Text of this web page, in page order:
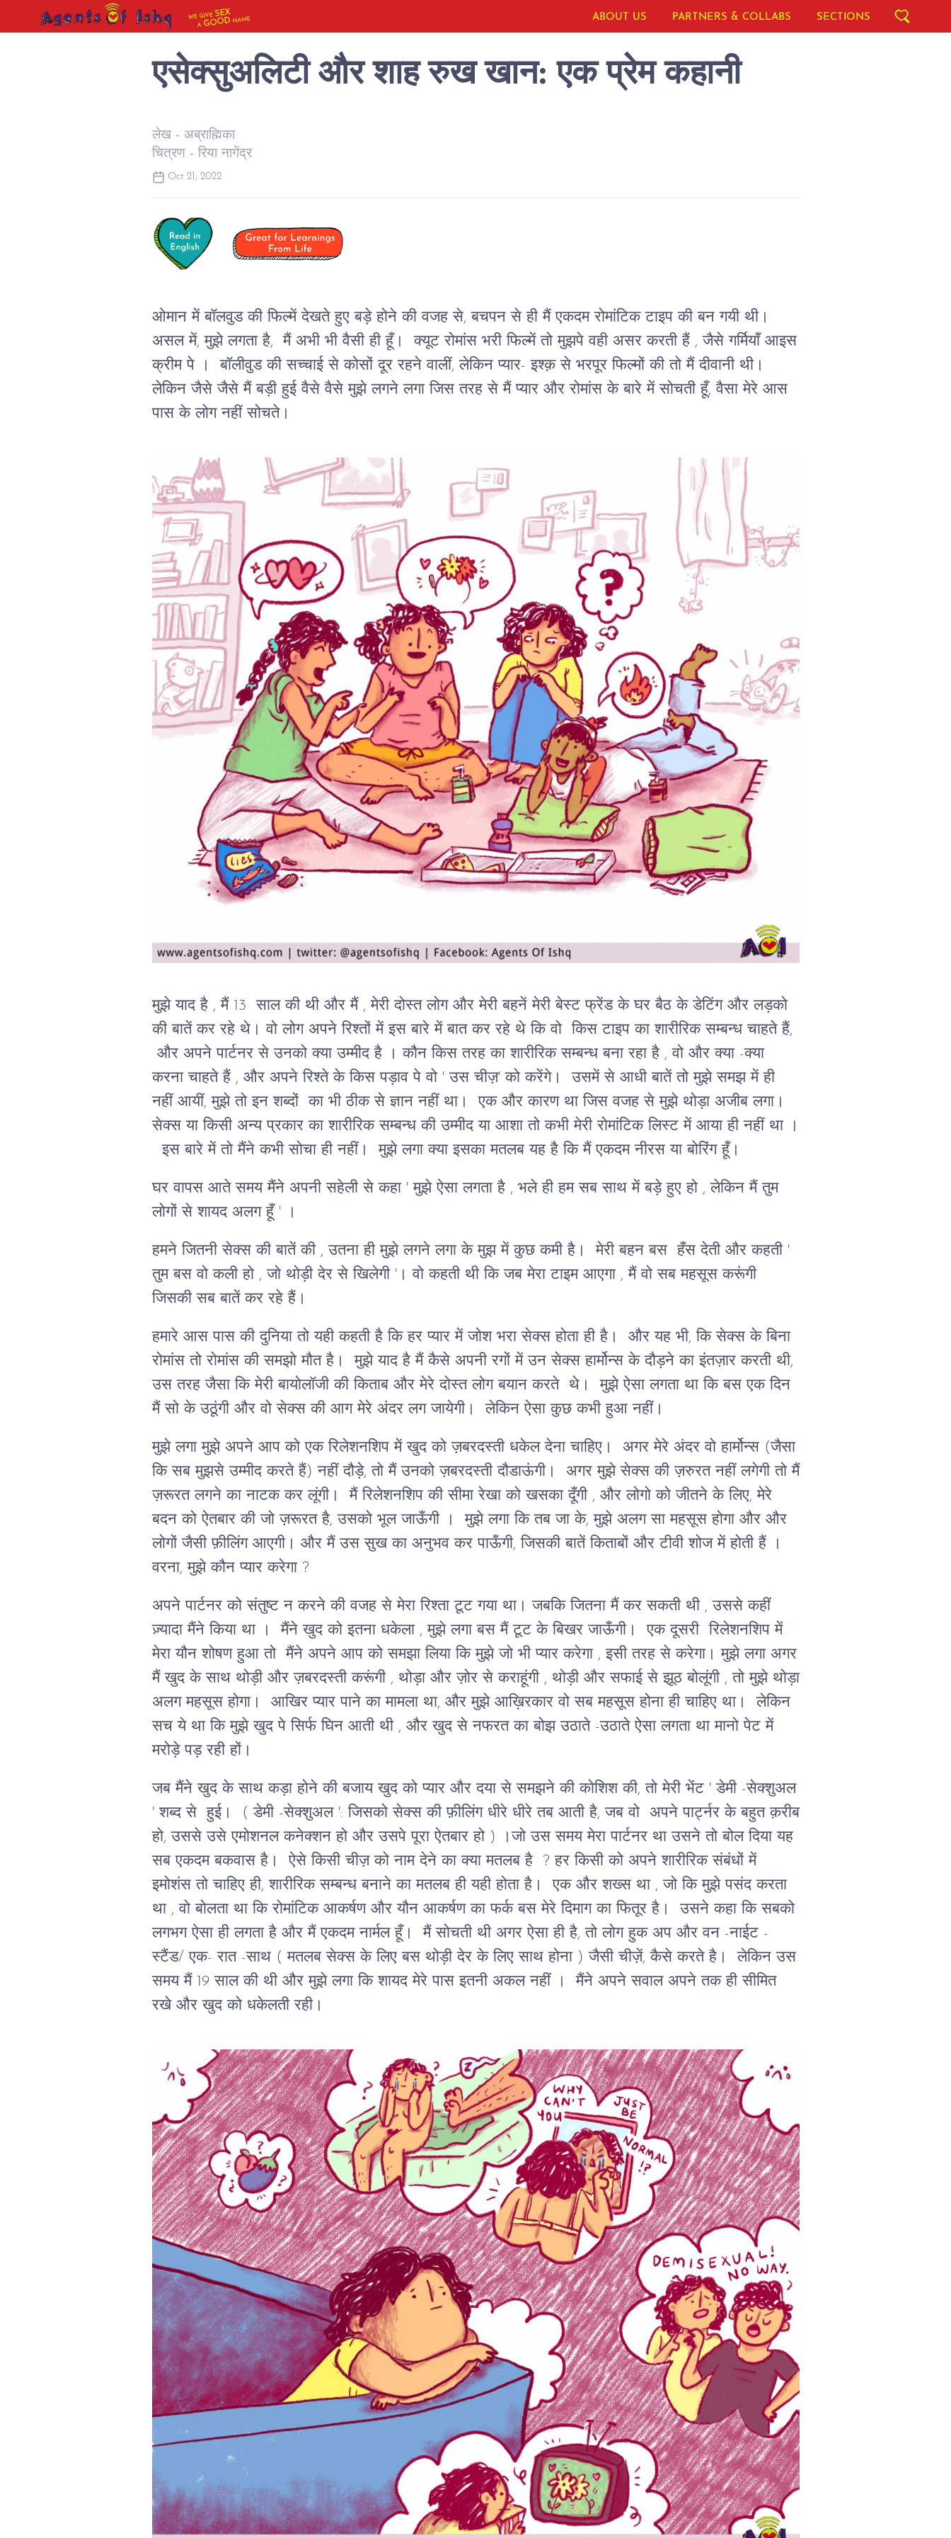
WE GIVESEX
AGOOD NAME ABOUT US PARTNERS & COLLABS SECTIONS
एसेक्सुअलिटी और शाह रुख खान: एक प्रेम कहानी
लेख - अब्राह्मिका
चित्रण - रिया नागेंद्र
Oct 21, 2022
ओमान में बॉलवुड की फिल्में देखते हुए बड़े होने की वजह से, बचपन से ही मैं एकदम रोमांटिक टाइप की बन गयी थी।
असल में, मुझे लगता है, मैं अभी भी वैसी ही हूँ। क्यूट रोमांस भरी फिल्में तो मुझपे वही असर करती हैं , जैसे गर्मियाँ आइस
क्रीम पे । बॉलीवुड की सच्चाई से कोसों दूर रहने वालीं, लेकिन प्यार- इश्क़ से भरपूर फिल्मों की तो मैं दीवानी थी।
लेकिन जैसे जैसे मैं बड़ी हुई वैसे वैसे मुझे लगने लगा जिस तरह से मैं प्यार और रोमांस के बारे में सोचती हूँ, वैसा मेरे आस
पास के लोग नहीं सोचते।
मुझे याद है , मैं 13 साल की थी और मैं , मेरी दोस्त लोग और मेरी बहनें मेरी बेस्ट फ्रेंड के घर बैठ के डेटिंग और लड़को
की बातें कर रहे थे। वो लोग अपने रिश्तों में इस बारे में बात कर रहे थे कि वो किस टाइप का शारीरिक सम्बन्ध चाहते हैं,
और अपने पार्टनर से उनको क्या उम्मीद है । कौन किस तरह का शारीरिक सम्बन्ध बना रहा है , वो और क्या -क्या
करना चाहते हैं , और अपने रिश्ते के किस पड़ाव पे वो ' उस चीज़' को करेंगे। उसमें से आधी बातें तो मुझे समझ में ही
नहीं आयीं, मुझे तो इन शब्दों का भी ठीक से ज्ञान नहीं था। एक और कारण था जिस वजह से मुझे थोड़ा अजीब लगा।
सेक्स या किसी अन्य प्रकार का शारीरिक सम्बन्ध की उम्मीद या आशा तो कभी मेरी रोमांटिक लिस्ट में आया ही नहीं था ।
इस बारे में तो मैंने कभी सोचा ही नहीं। मुझे लगा क्या इसका मतलब यह है कि मैं एकदम नीरस या बोरिंग हूँ।
घर वापस आते समय मैंने अपनी सहेली से कहा ' मुझे ऐसा लगता है , भले ही हम सब साथ में बड़े हुए हो , लेकिन मैं तुम
लोगों से शायद अलग हूँ ' ।
हमने जितनी सेक्स की बातें की , उतना ही मुझे लगने लगा के मुझ में कुछ कमी है। मेरी बहन बस हँस देती और कहती '
तुम बस वो कली हो , जो थोड़ी देर से खिलेगी '। वो कहती थी कि जब मेरा टाइम आएगा , मैं वो सब महसूस करूंगी
जिसकी सब बातें कर रहे हैं।
हमारे आस पास की दुनिया तो यही कहती है कि हर प्यार में जोश भरा सेक्स होता ही है। और यह भी, कि सेक्स के बिना
रोमांस तो रोमांस की समझो मौत है। मुझे याद है मैं कैसे अपनी रगों में उन सेक्स हार्मोन्स के दौड़ने का इंतज़ार करती थी,
उस तरह जैसा कि मेरी बायोलॉजी की किताब और मेरे दोस्त लोग बयान करते थे। मुझे ऐसा लगता था कि बस एक दिन
मैं सो के उठूंगी और वो सेक्स की आग मेरे अंदर लग जायेगी। लेकिन ऐसा कुछ कभी हुआ नहीं।
मुझे लगा मुझे अपने आप को एक रिलेशनशिप में खुद को ज़बरदस्ती धकेल देना चाहिए। अगर मेरे अंदर वो हार्मोन्स (जैसा
कि सब मुझसे उम्मीद करते हैं) नहीं दौड़े, तो मैं उनको ज़बरदस्ती दौडाऊंगी। अगर मुझे सेक्स की ज़रुरत नहीं लगेगी तो मैं
ज़रूरत लगने का नाटक कर लूंगी। मैं रिलेशनशिप की सीमा रेखा को खसका दूँगी , और लोगो को जीतने के लिए, मेरे
बदन को ऐतबार की जो ज़रूरत है, उसको भूल जाऊँगी । मुझे लगा कि तब जा के, मुझे अलग सा महसूस होगा और और
लोगों जैसी फ़ीलिंग आएगी। और मैं उस सुख का अनुभव कर पाऊँगी, जिसकी बातें किताबों और टीवी शोज में होती हैं ।
वरना, मुझे कौन प्यार करेगा ?
अपने पार्टनर को संतुष्ट न करने की वजह से मेरा रिश्ता टूट गया था। जबकि जितना मैं कर सकती थी , उससे कहीं
ज़्यादा मैंने किया था । मैंने खुद को इतना धकेला , मुझे लगा बस मैं टूट के बिखर जाऊँगी। एक दूसरी रिलेशनशिप में
मेरा यौन शोषण हुआ तो मैंने अपने आप को समझा लिया कि मुझे जो भी प्यार करेगा , इसी तरह से करेगा। मुझे लगा अगर
मैं खुद के साथ थोड़ी और ज़बरदस्ती करूंगी , थोड़ा और ज़ोर से कराहूंगी , थोड़ी और सफाई से झूठ बोलूंगी , तो मुझे थोड़ा
अलग महसूस होगा। आखिर प्यार पाने का मामला था, और मुझे आख़िरकार वो सब महसूस होना ही चाहिए था। लेकिन
सच ये था कि मुझे खुद पे सिर्फ घिन आती थी , और खुद से नफरत का बोझ उठाते -उठाते ऐसा लगता था मानो पेट में
मरोड़े पड़ रही हों।
जब मैंने खुद के साथ कड़ा होने की बजाय खुद को प्यार और दया से समझने की कोशिश की, तो मेरी भेंट ' डेमी -सेक्शुअल
' शब्द से हुई। ( डेमी -सेक्शुअल ': जिसको सेक्स की फ़ीलिंग धीरे धीरे तब आती है, जब वो अपने पार्ट्नर के बहुत क़रीब
हो, उससे उसे एमोशनल कनेक्शन हो और उसपे पूरा ऐतबार हो ) ।जो उस समय मेरा पार्टनर था उसने तो बोल दिया यह
सब एकदम बकवास है। ऐसे किसी चीज़ को नाम देने का क्या मतलब है ? हर किसी को अपने शारीरिक संबंधों में
इमोशंस तो चाहिए ही, शारीरिक सम्बन्ध बनाने का मतलब ही यही होता है। एक और शख्स था , जो कि मुझे पसंद करता
था , वो बोलता था कि रोमांटिक आकर्षण और यौन आकर्षण का फर्क बस मेरे दिमाग का फितूर है। उसने कहा कि सबको
लगभग ऐसा ही लगता है और मैं एकदम नार्मल हूँ। मैं सोचती थी अगर ऐसा ही है, तो लोग हुक अप और वन -नाईट -
स्टैंड/ एक- रात -साथ ( मतलब सेक्स के लिए बस थोड़ी देर के लिए साथ होना ) जैसी चीज़ें, कैसे करते है। लेकिन उस
समय मैं 19 साल की थी और मुझे लगा कि शायद मेरे पास इतनी अकल नहीं । मैंने अपने सवाल अपने तक ही सीमित
रखे और खुद को धकेलती रही।